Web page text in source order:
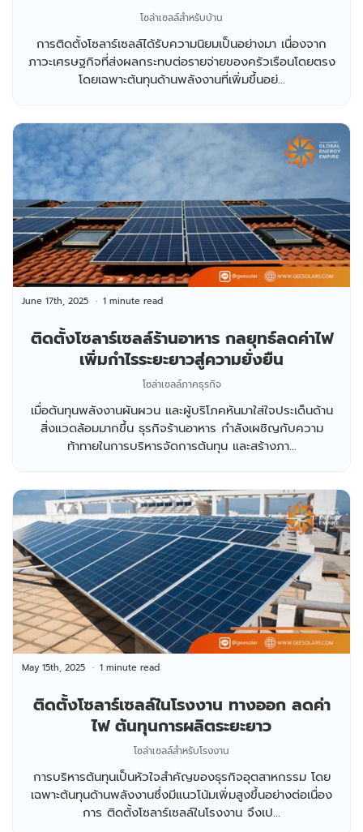
ภาษีสูงสุด 200,000 บาท
โซล่าเซลล์สำหรับบ้าน
การติดตั้งโซลาร์เซลล์ได้รับความนิยมเป็นอย่างมา เนื่องจาก
ภาวะเศรษฐกิจที่ส่งผลกระทบต่อรายจ่ายของครัวเรือนโดยตรง
โดยเฉพาะต้นทุนด้านพลังงานที่เพิ่มขึ้นอย่...
ติดตั้งโซลาร์เซลล์ร้านอาหาร กลยุทธ์ลดค่าไฟ
เพิ่มกำไรระยะยาวสู่ความยั่งยืน
June 17th, 2025 1 minute read
โซล่าเซลล์ภาคธุรกิจ
เมื่อต้นทุนพลังงานผันผวน และผู้บริโภคหันมาใส่ใจประเด็นด้าน
สิ่งแวดล้อมมากขึ้น ธุรกิจร้านอาหาร กำลังเผชิญกับความ
ท้าทายในการบริหารจัดการต้นทุน และสร้างภา...
ติดตั้งโซลาร์เซลล์ในโรงงาน ทางออก ลดค่า
ไฟ ต้นทุนการผลิตระยะยาว
May 15th, 2025 1 minute read
โซล่าเซลล์สำหรับโรงงาน
การบริหารต้นทุนเป็นหัวใจสำคัญของธุรกิจอุตสาหกรรม โดย
เฉพาะต้นทุนด้านพลังงานซึ่งมีแนวโน้มเพิ่มสูงขึ้นอย่างต่อเนื่อง
การ ติดตั้งโซลาร์เซลล์ในโรงงาน จึงเป...